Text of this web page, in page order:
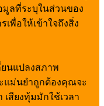
มูลที่ระบุในส่วนของ
พื่อให้เข้าใจถึงสิ่ง
ยนแปลงสภาพ
แม่นยำถูกต้องคุณจะ
เสียงทุ้มมักใช้เวลา